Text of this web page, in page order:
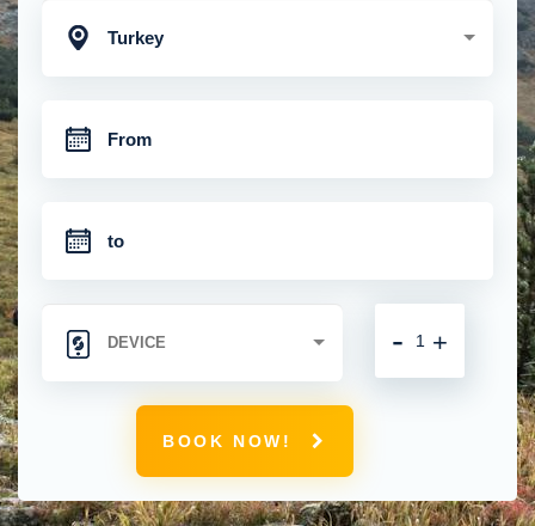
Turkey
+
-
BOOK NOW!